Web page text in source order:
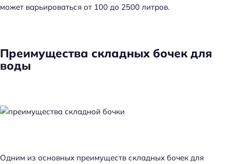
может варьироваться от 100 до 2500 литров.
Преимущества складных бочек для
воды
Одним из основных преимуществ складных бочек для